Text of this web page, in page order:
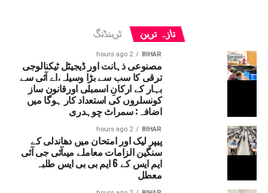
تازہ ترین ٹرینڈنگ
BIHAR
2 hours ago
مصنوعی ذہانت اور ڈیجیٹل ٹیکنالوجی
ترقی کا سب سے بڑا وسیلہ،اے آئی سے
بہار کے ارکانِ اسمبلی اورقانون ساز
کونسلروں کی استعداد کار ہوگا میں
اضافہ: سمراٹ چوہدری
BIHAR
2 hours ago
پیپر لیک اور امتحان میں دھاندلی کے
سنگین الزامات معاملے میںآئی جی آئی
ایم ایس کے 6 ایم بی بی ایس طلبہ
معطل